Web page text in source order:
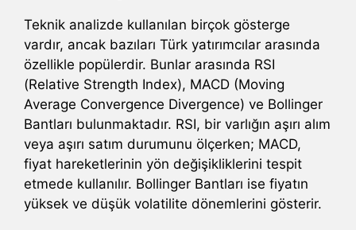
Teknik analizde kullanılan birçok gösterge
vardır, ancak bazıları Türk yatırımcılar arasında
özellikle popülerdir. Bunlar arasında RSI
(Relative Strength Index), MACD (Moving
Average Convergence Divergence) ve Bollinger
Bantları bulunmaktadır. RSI, bir varlığın aşırı alım
veya aşırı satım durumunu ölçerken; MACD,
fiyat hareketlerinin yön değişikliklerini tespit
etmede kullanılır. Bollinger Bantları ise fiyatın
yüksek ve düşük volatilite dönemlerini gösterir.